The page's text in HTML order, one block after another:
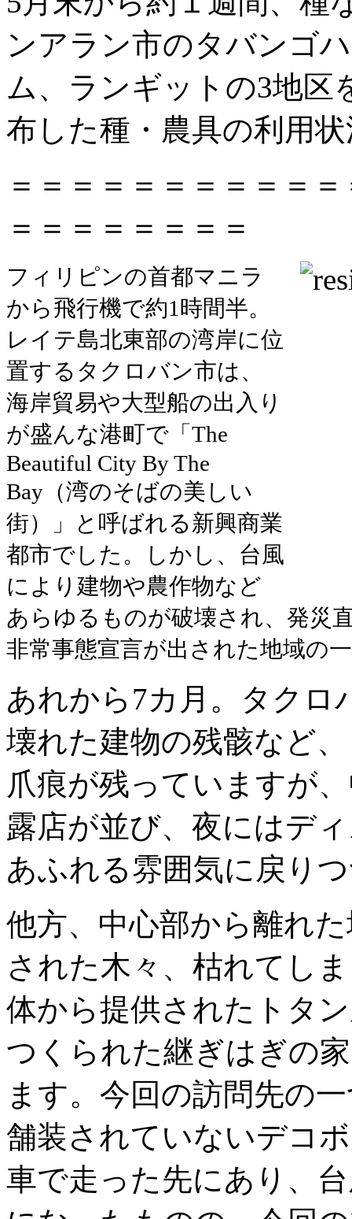
ンアラン市のタバンゴ
ム、ランギットの3地区
布した種・農具の利用
＝＝＝＝＝＝＝＝＝＝
＝＝＝＝＝＝＝＝
フィリピンの首都マニラ
から飛行機で約1時間半。
レイテ島北東部の湾岸に位
置するタクロバン市は、
海岸貿易や大型船の出入り
が盛んな港町で「The
Beautiful City By The
Bay（湾のそばの美しい
街）」と呼ばれる新興商業
都市でした。しかし、台風
により建物や農作物など
あらゆるものが破壊され、発災
非常事態宣言が出された地域の
あれから7カ月。タクロ
壊れた建物の残骸など
爪痕が残っていますが
露店が並び、夜にはデ
あふれる雰囲気に戻り
他方、中心部から離れ
された木々、枯れてし
体から提供されたトタ
つくられた継ぎはぎの
ます。今回の訪問先の
舗装されていないデコ
車で走った先にあり、